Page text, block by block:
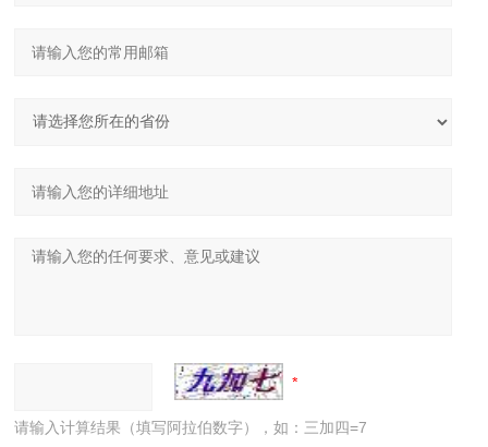
请输入计算结果（填写阿拉伯数字），如：三加四=7